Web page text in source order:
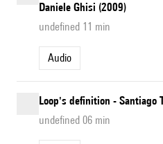
Daniele Ghisi (2009)
undefined 11 min
Audio
Loop's definition - Santiago
undefined 06 min